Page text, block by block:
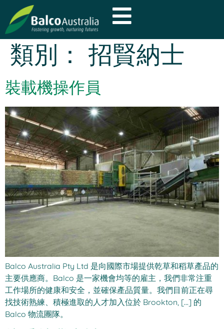
類別： 招賢納士
裝載機操作員
Balco Australia Pty Ltd 是向國際市場提供乾草和稻草產品的
主要供應商。Balco 是一家機會均等的雇主，我們非常注重
工作場所的健康和安全，並確保產品質量。我們目前正在尋
找技術熟練、積極進取的人才加入位於 Brookton, [...] 的
Balco 物流團隊。